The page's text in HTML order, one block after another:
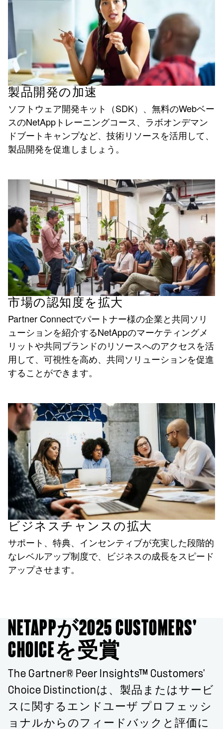
製品開発の加速
ソフトウェア開発キット（SDK）、無料のWebベー
スのNetAppトレーニングコース、ラボオンデマン
ドブートキャンプなど、技術リソースを活用して、
製品開発を促進しましょう。
市場の認知度を拡大
Partner Connectでパートナー様の企業と共同ソリ
ューションを紹介するNetAppのマーケティングメ
リットや共同ブランドのリソースへのアクセスを活
用して、可視性を高め、共同ソリューションを促進
することができます。
ビジネスチャンスの拡大
サポート、特典、インセンティブが充実した段階的
なレベルアップ制度で、ビジネスの成長をスピード
アップさせます。
NETAPPが2025 CUSTOMERS'
CHOICEを受賞
The Gartner® Peer Insights™ Customers'
Choice Distinctionは、製品またはサービ
スに関するエンドユーザ プロフェッシ
ョナルからのフィードバックと評価に